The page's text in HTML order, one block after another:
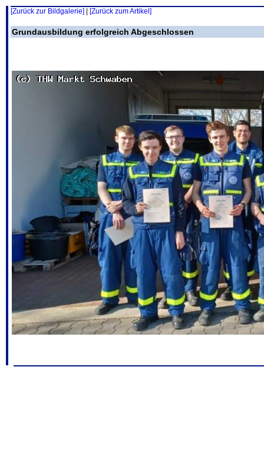
[Zurück zur Bildgalerie] [Zurück zum Artikel]
Grundausbildung erfolgreich Abgeschlossen